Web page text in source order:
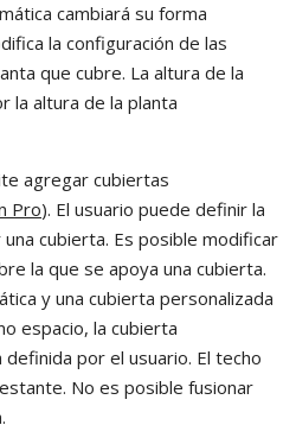
cambiará su forma
la configuración de las
que cubre. La altura de la
la altura de la planta
agregar cubiertas
Pro). El usuario puede definir la
cubierta. Es posible modificar
la que se apoya una cubierta.
y una cubierta personalizada
espacio, la cubierta
por el usuario. El techo
No es posible fusionar